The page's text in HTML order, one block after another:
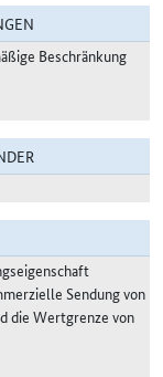
Beschränkung
Sendung von
die Wertgrenze von